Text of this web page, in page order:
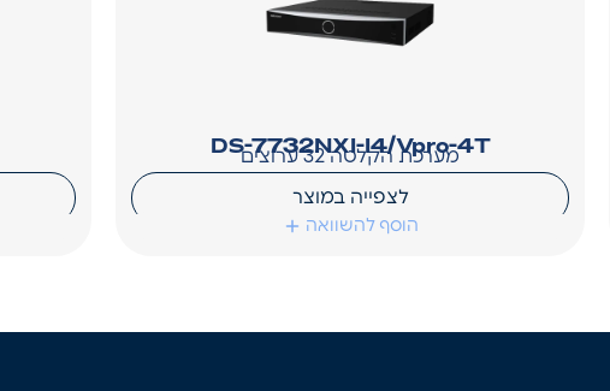
DS-7732NXI-I4/Vpro-4T
מערכת הקלטה 32 ערוצים
לצפייה במוצר
הוסף להשוואה